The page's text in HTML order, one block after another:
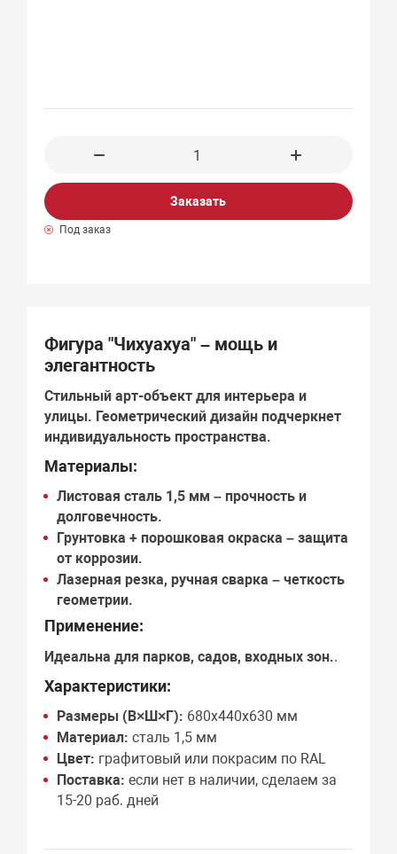
Заказать
Под заказ
Фигура "Чихуахуа" – мощь и
элегантность
Стильный арт-объект для интерьера и
улицы. Геометрический дизайн подчеркнет
индивидуальность пространства.
Материалы:
Листовая сталь 1,5 мм – прочность и
долговечность.
Грунтовка + порошковая окраска – защита
от коррозии.
Лазерная резка, ручная сварка – четкость
геометрии.
Применение:
Идеальна дляпарков, садов, входных зон..
Характеристики:
Размеры (В×Ш×Г): 680х440х630 мм
Материал: сталь 1,5 мм
Цвет: графитовый или покрасим по RAL
Поставка: если нет в наличии, сделаем за
15-20 раб. дней